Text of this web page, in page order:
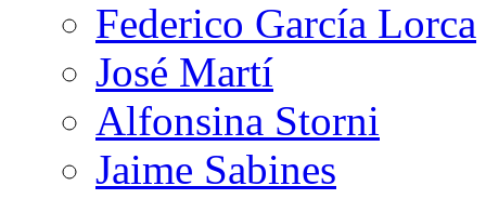
Federico García Lorca
José Martí
Alfonsina Storni
Jaime Sabines